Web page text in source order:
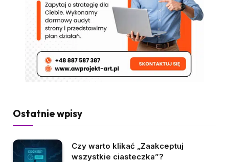
Ostatnie wpisy
Czy warto klikać „Zaakceptuj
wszystkie ciasteczka”?